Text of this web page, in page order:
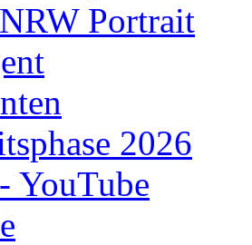
Portrait
2026
YouTube